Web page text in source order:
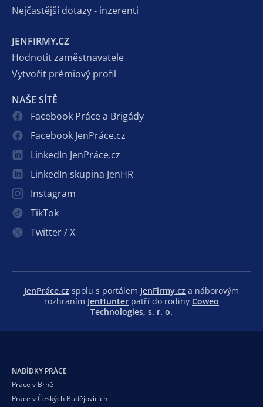
Nejčastější dotazy - inzerenti
JENFIRMY.CZ
Hodnotit zaměstnavatele
Vytvořit prémiový profil
NAŠE SÍTĚ
Facebook Práce a Brigády
Facebook JenPráce.cz
LinkedIn JenPráce.cz
LinkedIn skupina JenHR
Instagram
TikTok
Twitter / X
JenPráce.cz spolu s portálem JenFirmy.cz a náborovým
rozhraním JenHunter patří do rodiny Coweo
Technologies, s. r. o.
NABÍDKY PRÁCE
Práce v Brně
Práce v Českých Budějovicích